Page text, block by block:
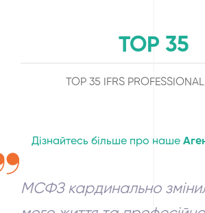
TOP 35
TOP 35 IFRS
Дізнайтесь більше про наше
МСФЗ кардинально